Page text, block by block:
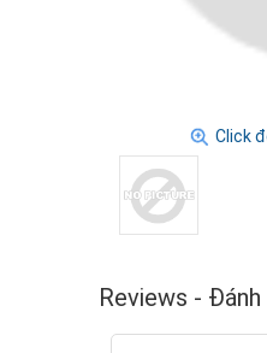
Click
Reviews -